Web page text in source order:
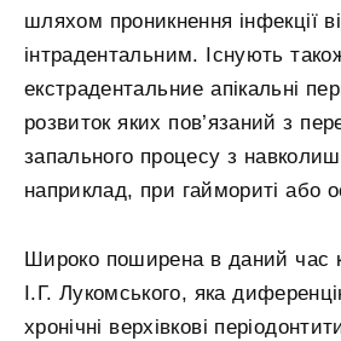
шляхом проникнення інфекції
інтрадентальним. Існують
екстрадентальние апікальні
розвиток яких пов’язаний з
запального процесу з
наприклад, при гаймориті або
Широко поширена в даний час
І.Г. Лукомського, яка
хронічні верхівкові